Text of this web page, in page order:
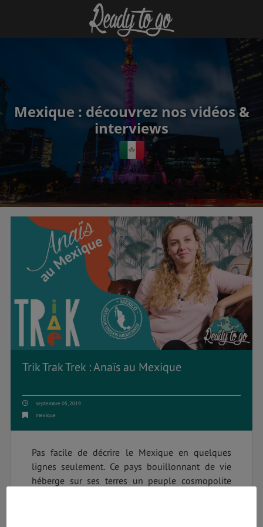
Mexique : découvrez nos vidéos &
interviews
Trik Trak Trek : Anaïs au Mexique
septembre 05, 2019
mexique
Pas facile de décrire le Mexique en quelques
lignes seulement. Ce pays bouillonnant de vie
héberge sur ses terres un peuple cosmopolite